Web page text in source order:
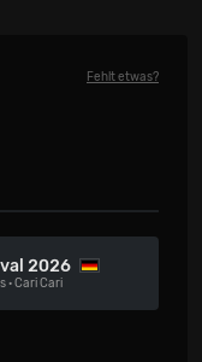
Fehlt etwas?
2026
·Cari Cari